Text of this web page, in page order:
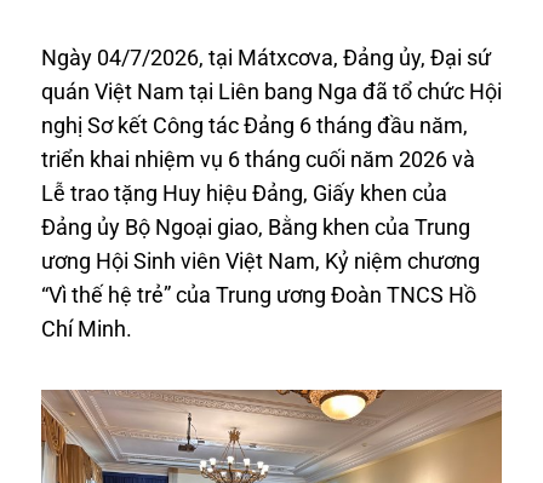
Ngày 04/7/2026, tại Mátxcơva, Đảng ủy, Đại sứ
quán Việt Nam tại Liên bang Nga đã tổ chức Hội
nghị Sơ kết Công tác Đảng 6 tháng đầu năm,
triển khai nhiệm vụ 6 tháng cuối năm 2026 và
Lễ trao tặng Huy hiệu Đảng, Giấy khen của
Đảng ủy Bộ Ngoại giao, Bằng khen của Trung
ương Hội Sinh viên Việt Nam, Kỷ niệm chương
“Vì thế hệ trẻ” của Trung ương Đoàn TNCS Hồ
Chí Minh.